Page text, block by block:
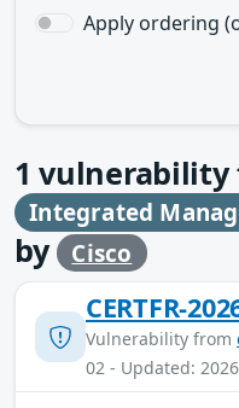
Apply ordering
1 vulnerability
Integrated
by Cisco
CERTFR-
Vulnerability from
02 - Updated: